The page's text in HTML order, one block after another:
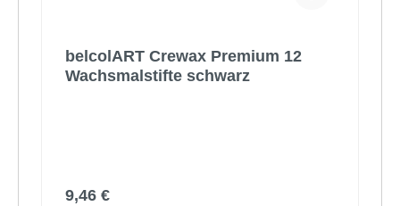
belcolART Crewax Premium 12
Wachsmalstifte schwarz
Regulärer Preis:
9,46 €